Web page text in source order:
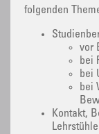
folgenden
vor
bei
bei
bei
Kontakt,